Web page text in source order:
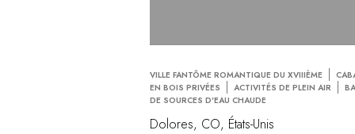
VILLE FANTÔME ROMANTIQUE DU XVIIIÈME
EN BOIS PRIVÉES
ACTIVITÉS DE PLEIN AIR
DE SOURCES D'EAU CHAUDE
Dolores, CO, États-Unis